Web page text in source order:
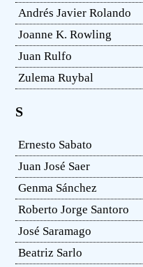
Andrés Javier Rolando
Joanne K. Rowling
Juan Rulfo
Zulema Ruybal
S
Ernesto Sabato
Juan José Saer
Genma Sánchez
Roberto Jorge Santoro
José Saramago
Beatriz Sarlo